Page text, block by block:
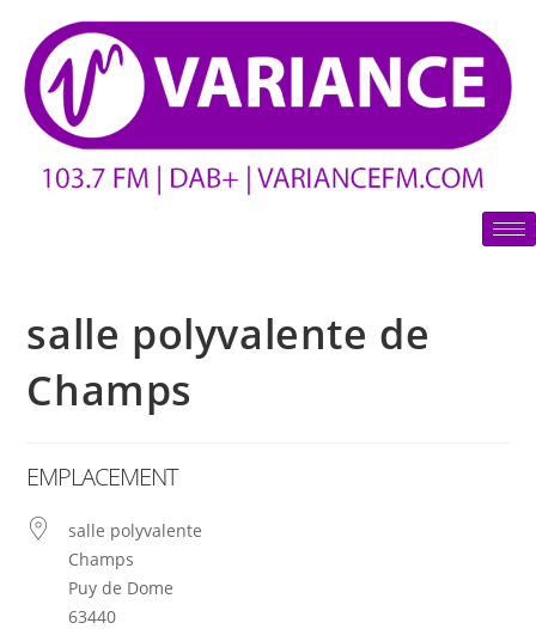
salle polyvalente de
Champs
EMPLACEMENT
salle polyvalente
Champs
Puy de Dome
63440